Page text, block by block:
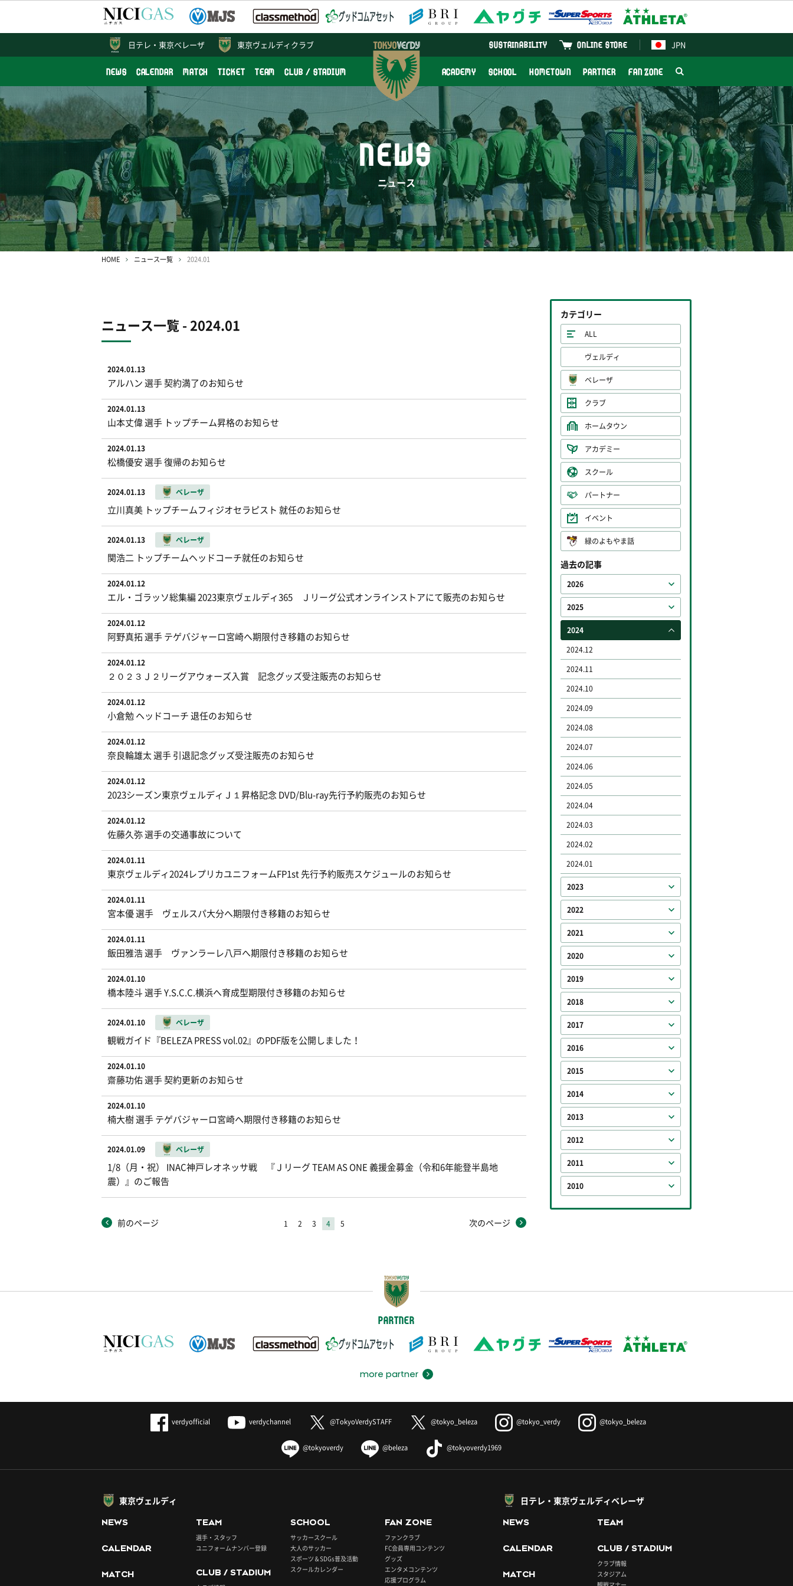
東京ヴェルディクラブ JPN
ONLINE STORE
SUSTAINABILITY
NEWS CALENDAR MATCH TICKET TEAM CLUB / STADIUM ACADEMY SCHOOL HOMETOWN PARTNER FAN ZONE
日テレ・ 東京ベレーザ
NEWS
ニュース
HOME ニュース一覧 2024.01
ニュース一覧 - 2024.01
2024.01.13
アルハン 選手 契約満了のお知らせ
2024.01.13
山本丈偉 選手 トップチーム昇格のお知らせ
2024.01.13
松橋優安 選手 復帰のお知らせ
2024.01.13 ベレーザ
立川真美 トップチームフィジオセラピスト 就任のお知らせ
2024.01.13 ベレーザ
関浩二 トップチームヘッドコーチ就任のお知らせ
2024.01.12
エル・ゴラッソ総集編 2023東京ヴェルディ365 Ｊリーグ公式オンラインストアにて販売のお知らせ
2024.01.12
阿野真拓 選手 テゲバジャーロ宮崎へ期限付き移籍のお知らせ
2024.01.12
２０２３Ｊ２リーグアウォーズ入賞 記念グッズ受注販売のお知らせ
2024.01.12
小倉勉 ヘッドコーチ 退任のお知らせ
2024.01.12
奈良輪雄太 選手 引退記念グッズ受注販売のお知らせ
2024.01.12
2023シーズン東京ヴェルディＪ１昇格記念 DVD/Blu-ray先行予約販売のお知らせ
2024.01.12
佐藤久弥 選手の交通事故について
2024.01.11
東京ヴェルディ2024レプリカユニフォームFP1st 先行予約販売スケジュールのお知らせ
2024.01.11
宮本優 選手 ヴェルスパ大分へ期限付き移籍のお知らせ
2024.01.11
飯田雅浩 選手 ヴァンラーレ八戸へ期限付き移籍のお知らせ
2024.01.10
橋本陸斗 選手 Y.S.C.C.横浜へ育成型期限付き移籍のお知らせ
2024.01.10 ベレーザ
観戦ガイド『BELEZA PRESS vol.02』のPDF版を公開しました！
2024.01.10
齋藤功佑 選手 契約更新のお知らせ
2024.01.10
楠大樹 選手 テゲバジャーロ宮崎へ期限付き移籍のお知らせ
2024.01.09 ベレーザ
1/8（月・祝） INAC神戸レオネッサ戦 『Ｊリーグ TEAM AS ONE 義援金募金（令和6年能登半島地
震）』のご報告
前のページ 1 2 3 4 5 次のページ
カテゴリー
ALL
ヴェルディ
ベレーザ
クラブ
ホームタウン
アカデミー
スクール
パートナー
イベント
緑のよもやま話
過去の記事
2026
2025
2024
2024.12
2024.11
2024.10
2024.09
2024.08
2024.07
2024.06
2024.05
2024.04
2024.03
2024.02
2024.01
2023
2022
2021
2020
2019
2018
2017
2016
2015
2014
2013
2012
2011
2010
PARTNER
more partner
verdyofficial verdychannel @TokyoVerdySTAFF @tokyo_beleza @tokyo_verdy @tokyo_beleza
@tokyoverdy @beleza @tokyoverdy1969
東京ヴェルディ
NEWS
CALENDAR
MATCH
TEAM
選手・スタッフ
ユニフォームナンバー登録
CLUB / STADIUM
SCHOOL
サッカースクール
大人のサッカー
スポーツ＆SDGs普及活動
スクールカレンダー
FAN ZONE
ファンクラブ
FC会員専用コンテンツ
グッズ
エンタメコンテンツ
応援プログラム
日テレ・東京ヴェルディベレーザ
NEWS
CALENDAR
MATCH
TEAM
CLUB / STADIUM
クラブ情報
スタジアム